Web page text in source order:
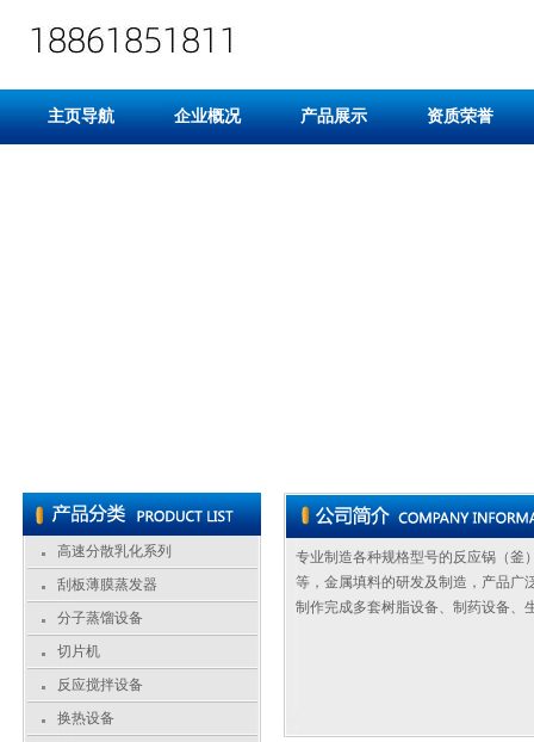
主页导航 企业概况 产品展示 资质荣誉
高速分散乳化系列
刮板薄膜蒸发器
分子蒸馏设备
切片机
反应搅拌设备
换热设备
专业制造各种规格型号的反应锅（釜
等，金属填料的研发及制造，产品广
制作完成多套树脂设备、制药设备、
切片机